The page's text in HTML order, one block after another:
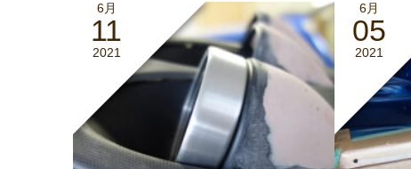
6月
11
2021
6月
05
2021